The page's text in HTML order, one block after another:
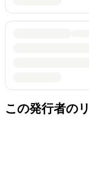
この発行者の